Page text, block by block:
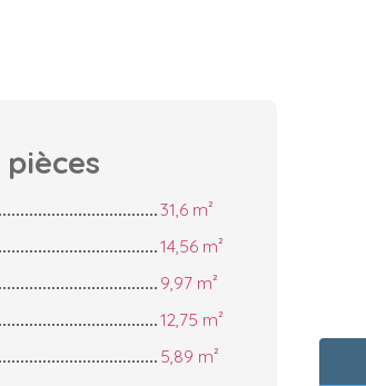
pièces
31,6 m²
14,56 m²
9,97 m²
12,75 m²
5,89 m²